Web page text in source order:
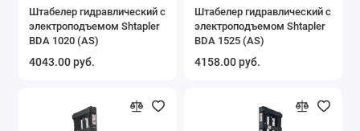
Штабелер гидравлический с
электроподъемом Shtapler
BDA 1020 (AS)
4043.00 руб.
Штабелер гидравлический с
электроподъемом Shtapler
BDA 1525 (AS)
4158.00 руб.